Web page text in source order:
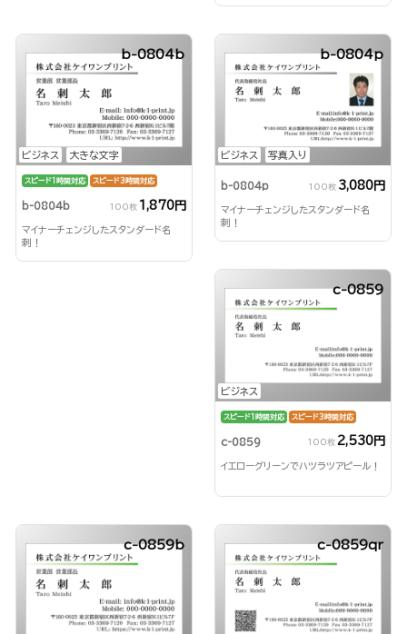
ビジネス 大きな文字
b-0804b
スピード1時間対応 スピード3時間対応
b-0804b 100枚 1,870円
マイナーチェンジしたスタンダード名
刺！
ビジネス 写真入り
b-0804p
b-0804p 100枚 3,080円
マイナーチェンジしたスタンダード名
刺！
ビジネス
c-0859
スピード1時間対応 スピード3時間対応
c-0859 100枚 2,530円
イエローグリーンでハツラツアピール！
c-0859b c-0859qr